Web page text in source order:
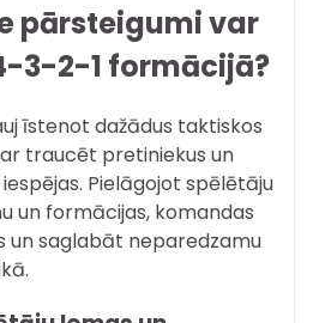
pārsteigumi var
3-2-1 formācijā?
īstenot dažādus taktiskos
traucēt pretiniekus un
Pielāgojot spēlētāju
un formācijas, komandas
un saglabāt neparedzamu